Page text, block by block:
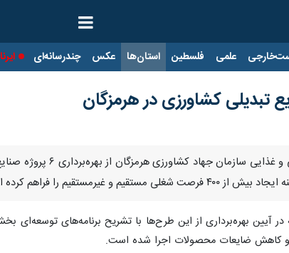
علمی فلسطین استان‌ها عکس چندرسانه‌ای ایرنا TV